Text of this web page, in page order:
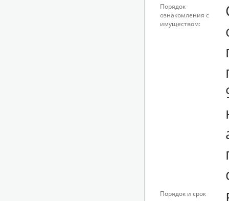
Порядок
ознакомления с
имуществом:
Порядок и срок